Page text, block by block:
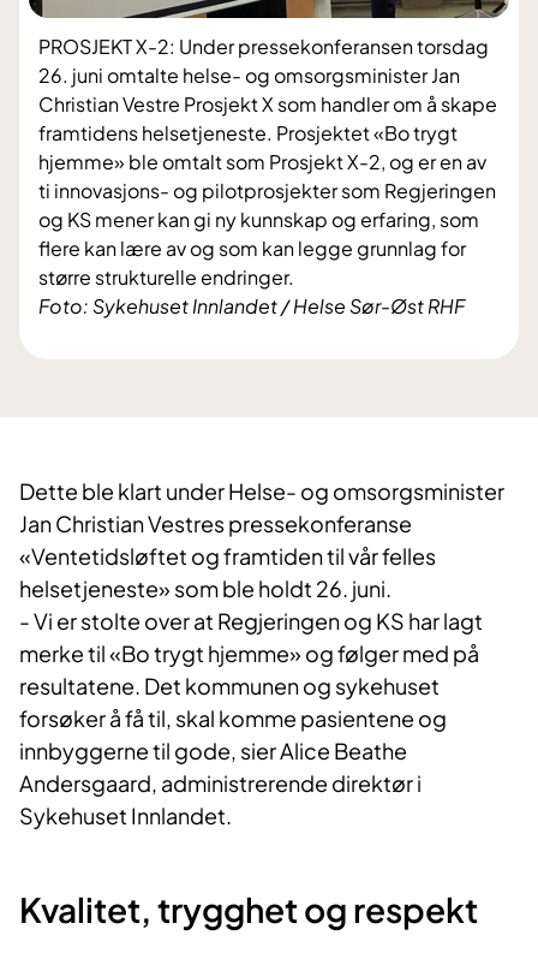
Foto: Sykehuset Innlandet / Helse Sør-Øst RHF
PROSJEKT X-2: Under pressekonferansen torsdag
26. juni omtalte helse- og omsorgsminister Jan
Christian Vestre Prosjekt X som handler om å skape
framtidens helsetjeneste. Prosjektet «Bo trygt
hjemme» ble omtalt som Prosjekt X-2, og er en av
ti innovasjons- og pilotprosjekter som Regjeringen
og KS mener kan gi ny kunnskap og erfaring, som
flere kan lære av og som kan legge grunnlag for
større strukturelle endringer.
Dette ble klart under Helse- og omsorgsminister
Jan Christian Vestres pressekonferanse
«Ventetidsløftet og framtiden til vår felles
helsetjeneste» som ble holdt 26. juni.
- Vi er stolte over at Regjeringen og KS har lagt
merke til «Bo trygt hjemme» og følger med på
resultatene. Det kommunen og sykehuset
forsøker å få til, skal komme pasientene og
innbyggerne til gode, sier Alice Beathe
Andersgaard, administrerende direktør i
Sykehuset Innlandet.
Kvalitet, trygghet og respekt